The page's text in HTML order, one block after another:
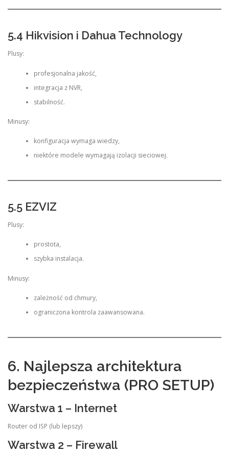
5.4 Hikvision i Dahua Technology
Plusy:
profesjonalna jakość,
integracja z NVR,
stabilność.
Minusy:
konfiguracja wymaga wiedzy,
niektóre modele wymagają izolacji sieciowej.
5.5 EZVIZ
Plusy:
prostota,
szybka instalacja.
Minusy:
zależność od chmury,
ograniczona kontrola zaawansowana.
6. Najlepsza architektura
bezpieczeństwa (PRO SETUP)
Warstwa 1 – Internet
Router od ISP (lub lepszy)
Warstwa 2 – Firewall